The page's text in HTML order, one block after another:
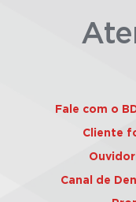
Fale com o
Cliente
Canal de